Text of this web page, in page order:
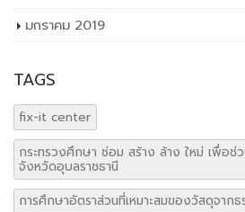
มกราคม 2019
TAGS
fix-it center
กระทรวงศึกษา ซ่อม สร้าง ล้าง ใหม่ เพื่อช่
จังหวัดอุบลราชธานี
การศึกษาอัตราส่วนที่เหมาะสมของวัสดุจาก